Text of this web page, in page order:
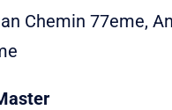
Chemin 77eme,